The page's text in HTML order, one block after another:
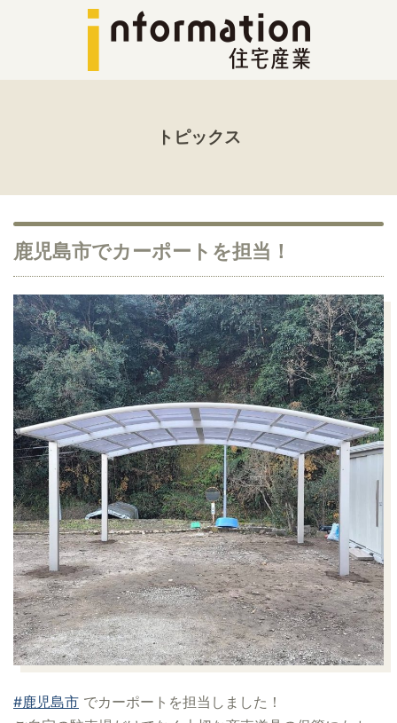
トピックス
鹿児島市でカーポートを担当！
#鹿児島市 でカーポートを担当しました！